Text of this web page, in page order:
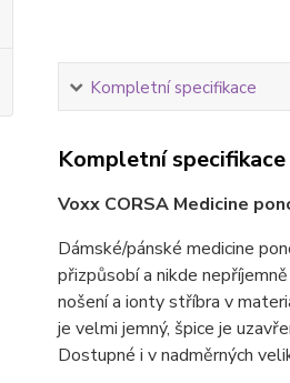
Kompletní specifikace
Kompletní specifikace
Voxx CORSA Medicine
Dámské/pánské medicine
přizpůsobí a nikde
nošení a ionty stříbra v
je velmi jemný, špice je
Dostupné i v nadměrných